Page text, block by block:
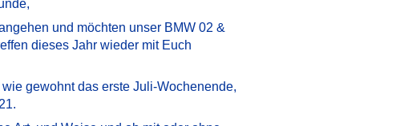
und möchten unser BMW 02 &
dieses Jahr wieder mit Euch
wie gewohnt das erste Juli-Wochenende,